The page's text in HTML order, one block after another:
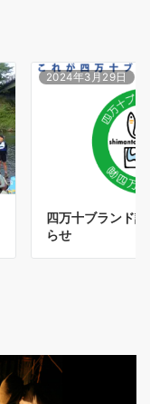
2024年3月29日
四万十ブランド
らせ